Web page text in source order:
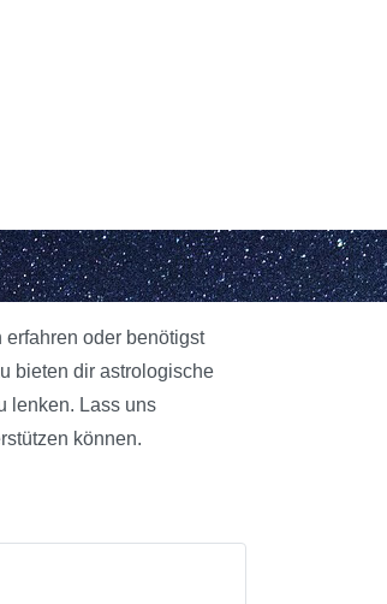
oder benötigst
bieten dir astrologische
lenken. Lass uns
können.